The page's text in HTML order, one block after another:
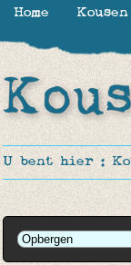
U bent hier :
Home Kousen